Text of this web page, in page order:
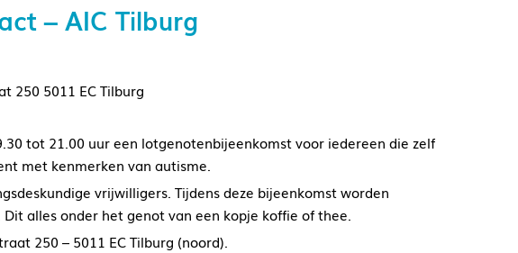
– AIC Tilburg
250 5011 EC Tilburg
tot 21.00 uur een lotgenotenbijeenkomst voor iedereen die zelf
met kenmerken van autisme.
vrijwilligers. Tijdens deze bijeenkomst worden
alles onder het genot van een kopje koffie of thee.
250 – 5011 EC Tilburg (noord).